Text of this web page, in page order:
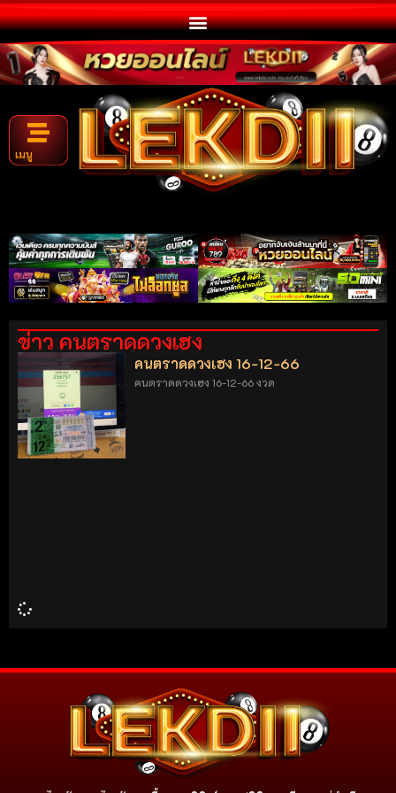
เมนู
ข่าว คนตราดดวงเฮง
คนตราดดวงเฮง 16-12-66
คนตราดดวงเฮง 16-12-66 งวด